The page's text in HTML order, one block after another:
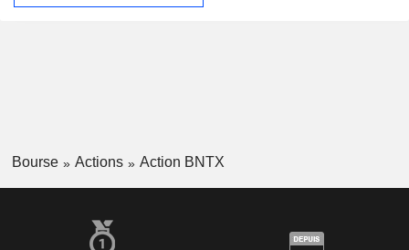
Bourse Actions Action BNTX